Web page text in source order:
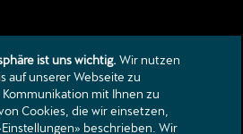
Kontakt
ist uns wichtig. Wir nutzen
auf unserer Webseite zu
mit Ihnen zu
Cookies, die wir einsetzen,
beschrieben. Wir